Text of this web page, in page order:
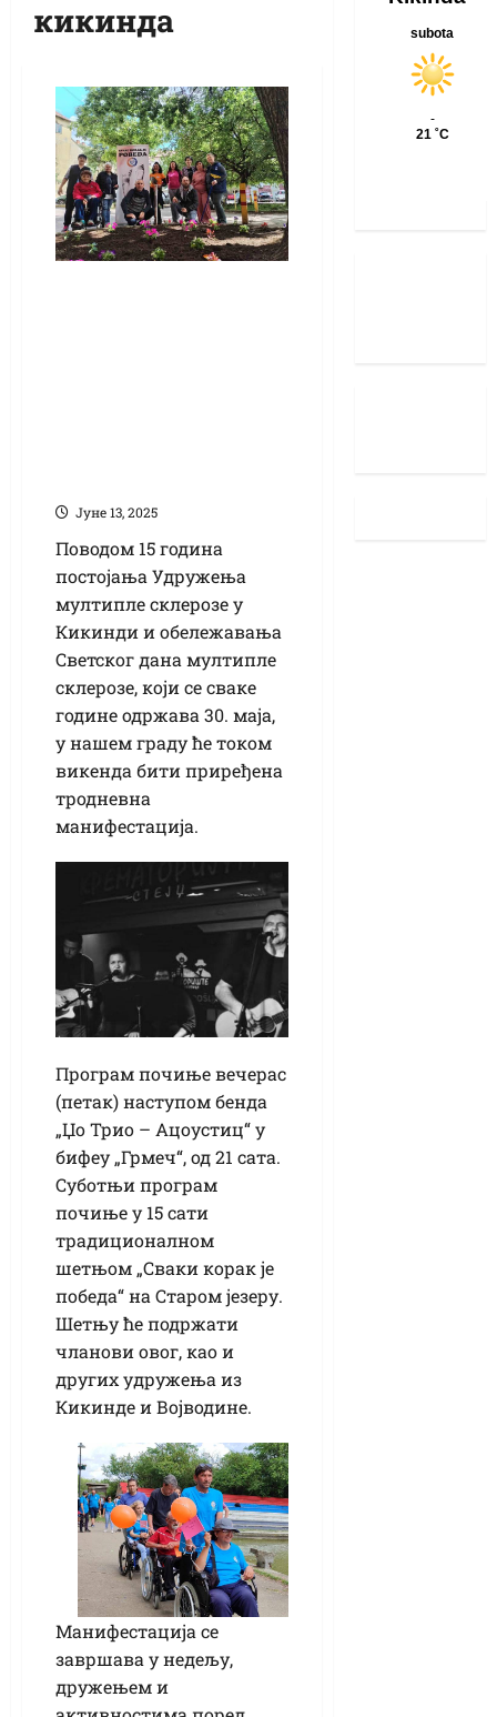
кикинда
Јуне 13, 2025
Поводом 15 година
постојања Удружења
мултипле склерозе у
Кикинди и обележавања
Светског дана мултипле
склерозе, који се сваке
године одржава 30. маја,
у нашем граду ће током
викенда бити приређена
тродневна
манифестација.
Програм почиње вечерас
(петак) наступом бенда
„Џо Трио – Ацоустиц“ у
бифеу „Грмеч“, од 21 сата.
Суботњи програм
почиње у 15 сати
традиционалном
шетњом „Сваки корак је
победа“ на Старом језеру.
Шетњу ће подржати
чланови овог, као и
других удружења из
Кикинде и Војводине.
Манифестација се
завршава у недељу,
дружењем и